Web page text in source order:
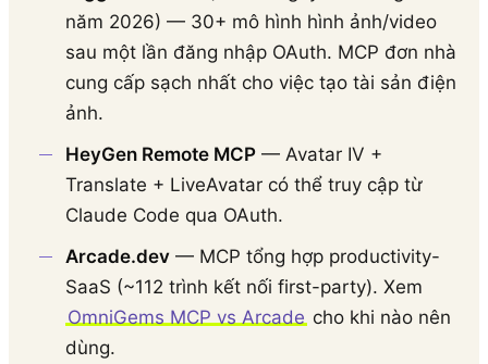
năm 2026) — 30+ mô hình hình ảnh/video
sau một lần đăng nhập OAuth. MCP đơn nhà
cung cấp sạch nhất cho việc tạo tài sản điện
ảnh.
HeyGen Remote MCP — Avatar IV +
Translate + LiveAvatar có thể truy cập từ
Claude Code qua OAuth.
Arcade.dev — MCP tổng hợp productivity-
SaaS (~112 trình kết nối first-party). Xem
OmniGems MCP vs Arcade cho khi nào nên
dùng.